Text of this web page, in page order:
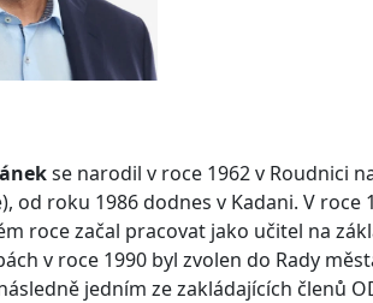
se narodil v roce 1962 v Roudnici
od roku 1986 dodnes v Kadani. V
roce začal pracovat jako učitel na
v roce 1990 byl zvolen do Rady
jedním ze zakládajících členů